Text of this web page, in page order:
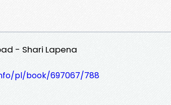
- Shari Lapena
pl/book/697067/788